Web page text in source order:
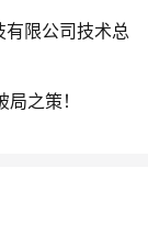
有限公司技术总
之策！